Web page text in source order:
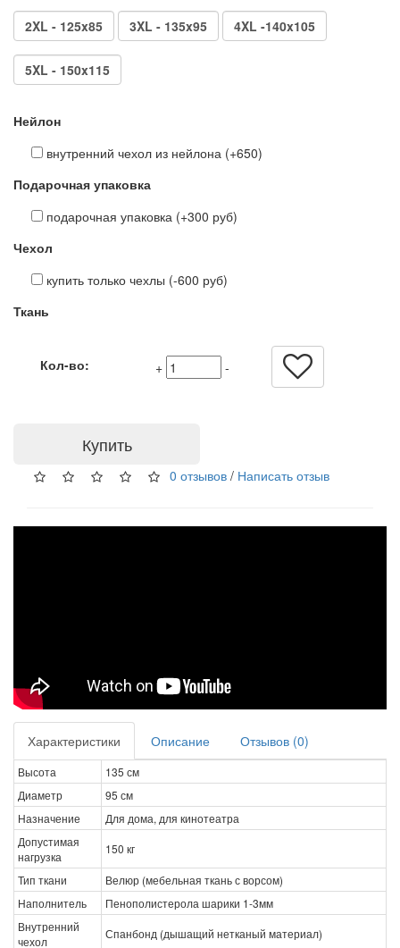
2XL - 125x85 3XL - 135x95 4XL -140x105
5XL - 150x115
Нейлон
внутренний чехол из нейлона (+650)
Подарочная упаковка
подарочная упаковка (+300 руб)
Чехол
купить только чехлы (-600 руб)
Ткань
Кол-во: + -
Купить
0 отзывов / Написать отзыв
Характеристики Описание Отзывов (0)
Высота
135 см
Диаметр
95 см
Назначение
Для дома, для кинотеатра
Допустимая
нагрузка
150 кг
Тип ткани
Велюр (мебельная ткань с ворсом)
Наполнитель
Пенополистерола шарики 1-3мм
Внутренний
чехол
Спанбонд (дышащий нетканый материал)